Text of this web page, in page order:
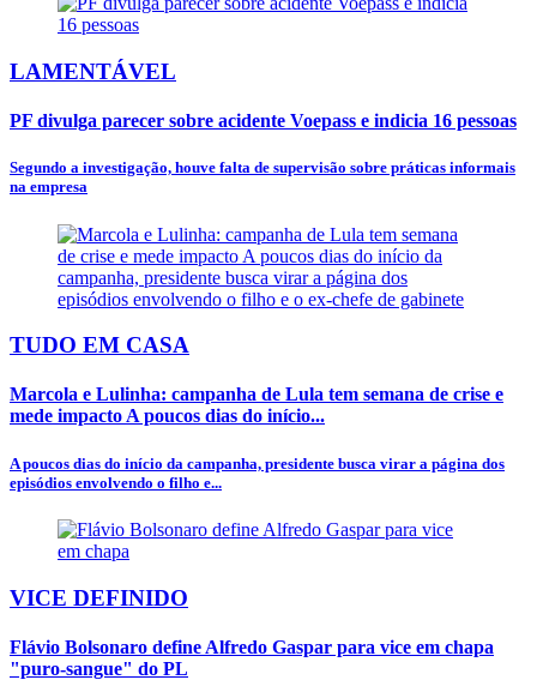
LAMENTÁVEL
PF divulga parecer sobre acidente Voepass e indicia 16 pessoas
Segundo a investigação, houve falta de supervisão sobre práticas informais
na empresa
TUDO EM CASA
Marcola e Lulinha: campanha de Lula tem semana de crise e
mede impacto A poucos dias do início...
A poucos dias do início da campanha, presidente busca virar a página dos
episódios envolvendo o filho e...
VICE DEFINIDO
Flávio Bolsonaro define Alfredo Gaspar para vice em chapa
"puro-sangue" do PL